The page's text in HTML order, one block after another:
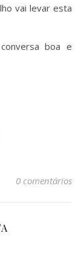
vai levar esta
boa e
0 comentários